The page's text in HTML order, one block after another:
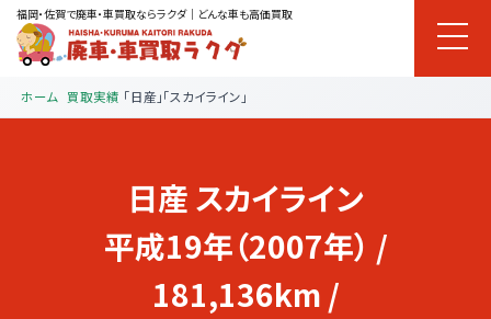
福岡・佐賀で廃車・車買取ならラクダ｜どんな車も高価買取
ホーム 買取実績 「日産」「スカイライン」
日産 スカイライン
平成19年（2007年） /
181,136km /